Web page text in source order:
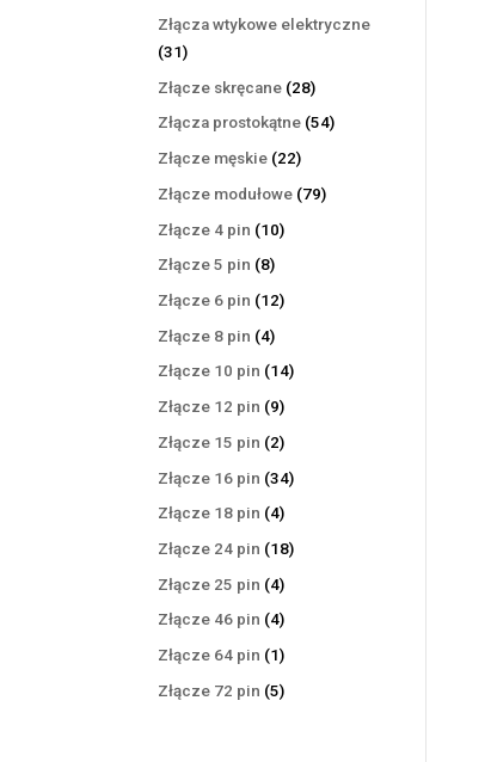
Złącza wtykowe elektryczne
3131
produktów
Złącze skręcane 2828
produktów
Złącza prostokątne 5454
Złącze męskie 2222
produkty
Złącze modułowe 7979
Złącze 4 pin 1010
Złącze 5 pin 88
produktów
Złącze 6 pin 1212
Złącze 8 pin 44
produkty
Złącze 10 pin 1414
Złącze 12 pin 99
produktów
Złącze 15 pin 22
produkty
Złącze 16 pin 3434
Złącze 18 pin 44
produkty
Złącze 24 pin 1818
Złącze 25 pin 44
produkty
Złącze 46 pin 44
produkty
Złącze 64 pin 11
produkt
Złącze 72 pin 55